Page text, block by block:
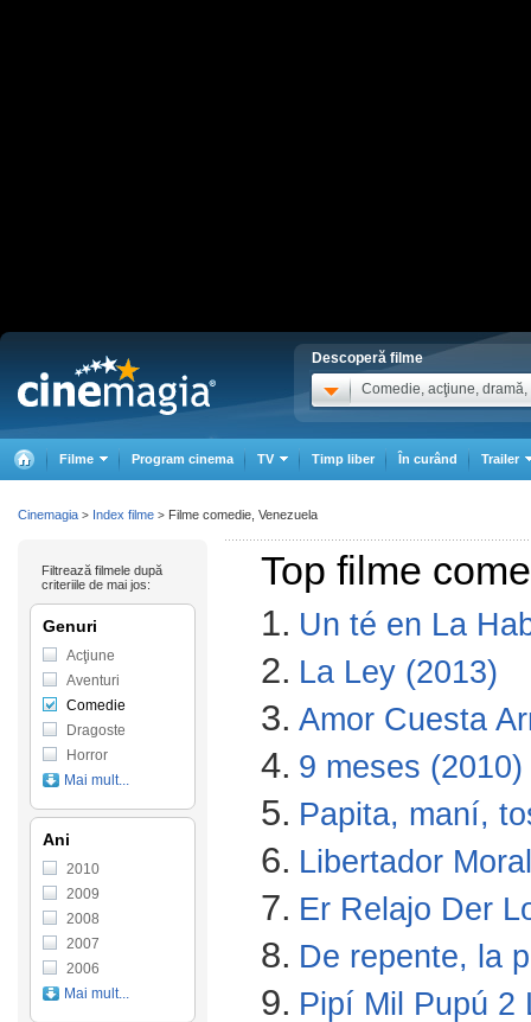
Descoperă filme
Comedie, acţiune, dramă,
Filme Program cinema TV Timp liber În curând Trailer
Top filme
1. Un té en La
2. La Ley (2013)
3. Amor Cuesta
4. 9 meses (2010)
5. Papita, maní,
6. Libertador
7. Er Relajo Der
8. De repente, la
9. Pipí Mil Pupú 2
Filtrează filmele după
criteriile de mai jos:
Genuri
Acţiune
Aventuri
Comedie
Dragoste
Horror
Mai mult...
Ani
2010
2009
2008
2007
2006
Mai mult...
Cinemagia > Index filme > Filme comedie, Venezuela